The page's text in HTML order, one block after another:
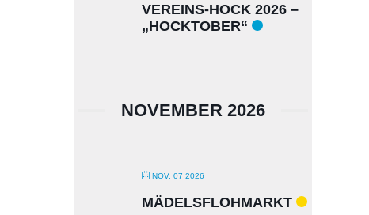
VEREINS-HOCK 2026 –
„HOCKTOBER“
NOVEMBER 2026
NOV. 07 2026
MÄDELSFLOHMARKT